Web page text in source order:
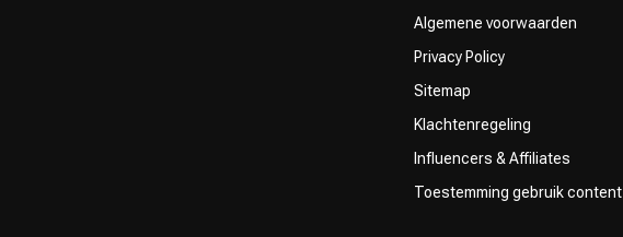
Algemene voorwaarden
Privacy Policy
Sitemap
Klachtenregeling
Influencers & Affiliates
Toestemming gebruik content